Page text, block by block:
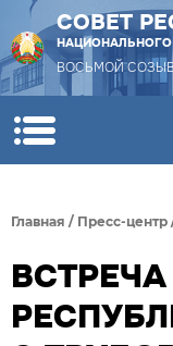
СОВЕТ
НАЦИОНАЛЬНОГО
ВОСЬМОЙ
Главная / Пресс-центр